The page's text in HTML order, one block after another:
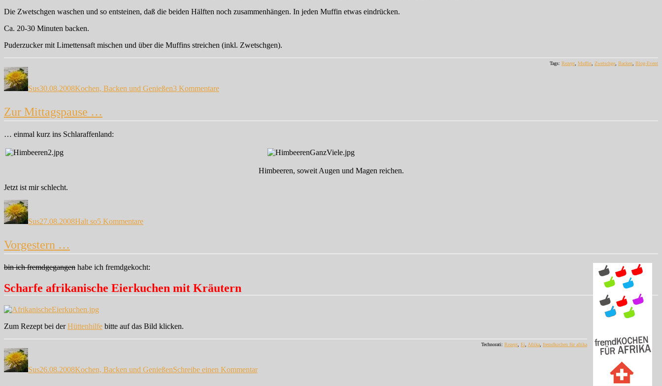
Die Zwetschgen waschen und so entsteinen, daß die beiden Hälften noch zusammenhängen. In jeden Muffin etwas eindrücken.
Ca. 20-30 Minuten backen.
Puderzucker mit Limettensaft mischen und über die Muffins streichen (inkl. Zwetschgen).
Tags: Rezept, Muffin, Zwetschge, Backen, Blog-Event
Autor
Sus30.08.2008Kochen, Backen und Genießen3 Kommentareguten
Zur Mittagspause …
… einmal kurz ins Schlaraffenland:
Himbeeren, soweit Augen und Magen reichen.
Jetzt ist mir schlecht.
Autor
Sus27.08.2008Halt so5 KommentareMittagspause
Vorgestern …
bin ich fremdgegangen habe ich fremdgekocht:
Scharfe afrikanische Eierkuchen mit Kräutern
Zum Rezept bei derHüttenhilfe bitte auf das Bild klicken.
Technorati: Rezept Ei Afrika fremdkochen für afrika
Autor
Sus26.08.2008Kochen, Backen und GenießenSchreibe einen Kommentar…